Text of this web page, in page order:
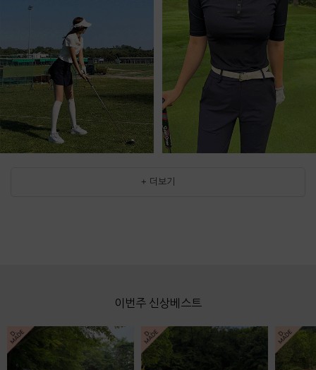
+ 더보기
이번주 신상베스트